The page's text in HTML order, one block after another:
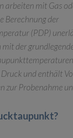
arbeiten mit Gas
Berechnung der
(PDP)
der
und enthält
zur Probenahme